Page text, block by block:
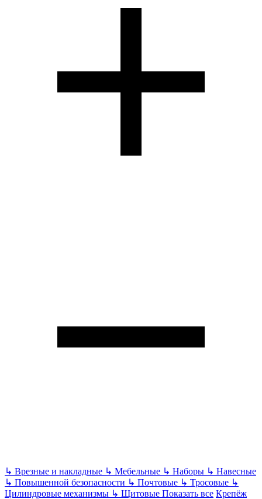
↳ Врезные и накладные ↳ Мебельные ↳ Наборы ↳ Навесные
↳ Повышенной безопасности ↳ Почтовые ↳ Тросовые ↳
Цилиндровые механизмы ↳ Щитовые Показать все Крепёж